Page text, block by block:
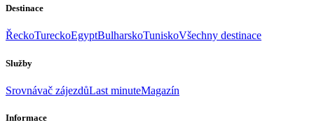
Destinace
ŘeckoTureckoEgyptBulharskoTuniskoVšechny destinace
Služby
Srovnávač zájezdůLast minuteMagazín
Informace